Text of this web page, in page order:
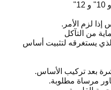
لزم الأمر.
يستغرقه لتثبيت أساس
بعد تركيب الأساس.
مرساة مطلوبة.